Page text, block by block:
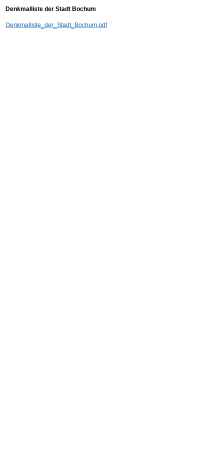
Denkmalliste der Stadt Bochum
Denkmalliste_der_Stadt_Bochum.pdf